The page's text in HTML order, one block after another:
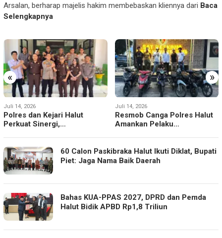
Arsalan, berharap majelis hakim membebaskan kliennya dari Baca
Selengkapnya
« »
Juli 14, 2026
Polres dan Kejari Halut
Perkuat Sinergi,…
Juli 14, 2026
Resmob Canga Polres Halut
Amankan Pelaku…
60 Calon Paskibraka Halut Ikuti Diklat, Bupati
Piet: Jaga Nama Baik Daerah
Bahas KUA-PPAS 2027, DPRD dan Pemda
Halut Bidik APBD Rp1,8 Triliun